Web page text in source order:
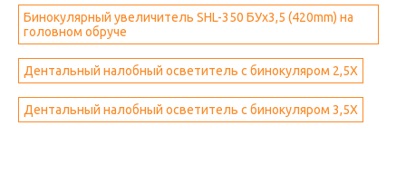
Бинокулярный увеличитель SHL-350 БУх3,5 (420mm) на
головном обруче
Дентальный налобный осветитель с бинокуляром 2,5Х
Дентальный налобный осветитель с бинокуляром 3,5Х